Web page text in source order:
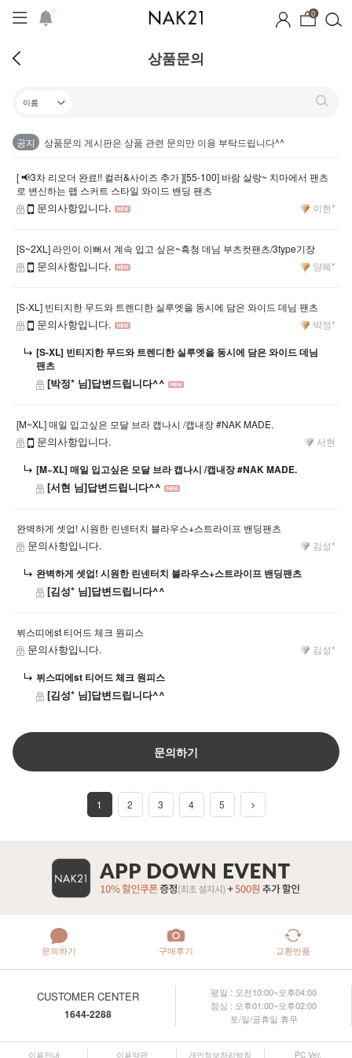
0
상품문의
공지 상품문의 게시판은 상품 관련 문의만 이용 부탁드립니다^^
[ 📢3차 리오더 완료!! 컬러&사이즈 추가 ][55-100] 바람 살랑~ 치마에서 팬츠
로 변신하는 랩 스커트 스타일 와이드 밴딩 팬츠
문의사항입니다. 이현*
[S~2XL] 라인이 이뻐서 계속 입고 싶은~흑청 데님 부츠컷팬츠/3type기장
문의사항입니다. 양혜*
[S-XL] 빈티지한 무드와 트렌디한 실루엣을 동시에 담은 와이드 데님 팬츠
문의사항입니다. 박정*
[S-XL] 빈티지한 무드와 트렌디한 실루엣을 동시에 담은 와이드 데님
팬츠
[박정* 님]답변드립니다^^
[M~XL] 매일 입고싶은 모달 브라 캡나시 /캡내장 #NAK MADE.
문의사항입니다. 서현
[M~XL] 매일 입고싶은 모달 브라 캡나시 /캡내장 #NAK MADE.
[서현 님]답변드립니다^^
완벽하게 셋업! 시원한 린넨터치 블라우스+스트라이프 밴딩팬츠
문의사항입니다. 김성*
완벽하게 셋업! 시원한 린넨터치 블라우스+스트라이프 밴딩팬츠
[김성* 님]답변드립니다^^
뷔스띠에st 티어드 체크 원피스
문의사항입니다. 김성*
뷔스띠에st 티어드 체크 원피스
[김성* 님]답변드립니다^^
문의하기
1 2 3 4 5
문의하기 구매후기 교환반품
CUSTOMER CENTER
1644-2288
평일 : 오전10:00~오후04:00
점심 : 오후01:00~오후02:00
토/일/공휴일 휴무
이용안내 이용약관 개인정보처리방침 PC Ver.